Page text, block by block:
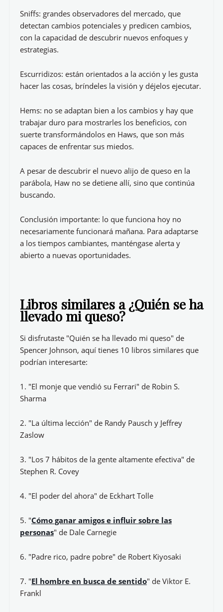
Sniffs: grandes observadores del mercado, que
detectan cambios potenciales y predicen cambios,
con la capacidad de descubrir nuevos enfoques y
estrategias.
Escurridizos: están orientados a la acción y les gusta
hacer las cosas, bríndeles la visión y déjelos ejecutar.
Hems: no se adaptan bien a los cambios y hay que
trabajar duro para mostrarles los beneficios, con
suerte transformándolos en Haws, que son más
capaces de enfrentar sus miedos.
A pesar de descubrir el nuevo alijo de queso en la
parábola, Haw no se detiene allí, sino que continúa
buscando.
Conclusión importante: lo que funciona hoy no
necesariamente funcionará mañana. Para adaptarse
a los tiempos cambiantes, manténgase alerta y
abierto a nuevas oportunidades.
Libros similares a ¿Quién se ha
llevado mi queso?
Si disfrutaste "Quién se ha llevado mi queso" de
Spencer Johnson, aquí tienes 10 libros similares que
podrían interesarte:
1. "El monje que vendió su Ferrari" de Robin S.
Sharma
2. "La última lección" de Randy Pausch y Jeffrey
Zaslow
3. "Los 7 hábitos de la gente altamente efectiva" de
Stephen R. Covey
4. "El poder del ahora" de Eckhart Tolle
5. "Cómo ganar amigos e influir sobre las
personas" de Dale Carnegie
6. "Padre rico, padre pobre" de Robert Kiyosaki
7. "El hombre en busca de sentido" de Viktor E.
Frankl